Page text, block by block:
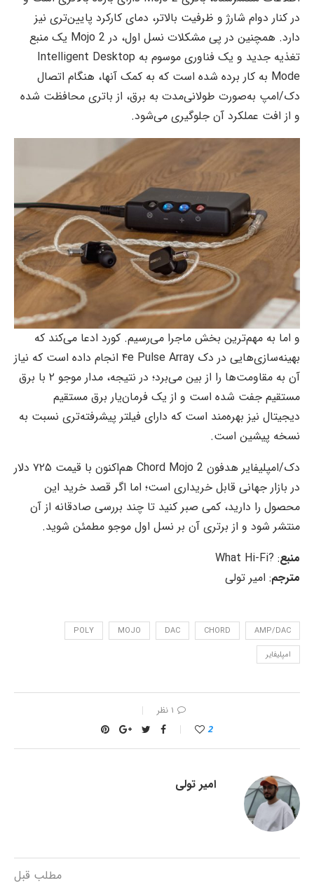
در کنار دوام شارژ و ظرفیت بالاتر، دمای کارکرد پایین‌تری نیز
دارد. همچنین در پی مشکلات نسل اول، در Mojo 2 یک منبع
تغذیه جدید و یک فناوری موسوم به Intelligent Desktop
Mode به کار برده شده است که به کمک آنها، هنگام اتصال
دک/امپ به‌صورت طولانی‌مدت به برق، از باتری محافظت شده
و از افت عملکرد آن جلوگیری می‌شود.
و اما به مهم‌ترین بخش ماجرا می‌رسیم. کورد ادعا می‌کند که
بهینه‌سازی‌هایی در دک ۴e Pulse Array انجام داده است که نیاز
آن به مقاومت‌ها را از بین می‌برد؛ در نتیجه، مدار موجو ۲ با برق
مستقیم جفت شده است و از یک فرمان‌یار برق مستقیم
دیجیتال نیز بهره‌مند است که دارای فیلتر پیشرفته‌تری نسبت به
نسخه پیشین است.
دک/امپلیفایر هدفون Chord Mojo 2 هم‌اکنون با قیمت ۷۲۵ دلار
در بازار جهانی قابل خریداری است؛ اما اگر قصد خرید این
محصول را دارید، کمی صبر کنید تا چند بررسی صادقانه از آن
منتشر شود و از برتری آن بر نسل اول موجو مطمئن شوید.
منبع: ?What Hi-Fi
مترجم: امیر تولی
AMP/DAC
CHORD
DAC
MOJO
POLY
امپلیفایر
۱ نظر
2
امیر تولی
مطلب قبل